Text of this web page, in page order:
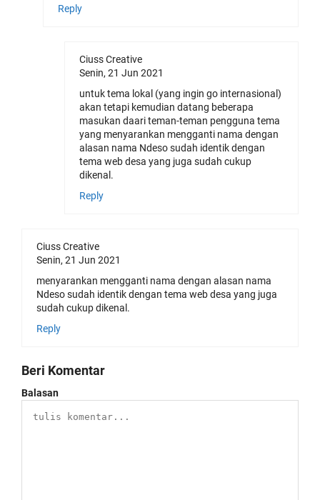
Reply
Ciuss Creative
Senin, 21 Jun 2021
untuk tema lokal (yang ingin go internasional)
akan tetapi kemudian datang beberapa
masukan daari teman-teman pengguna tema
yang menyarankan mengganti nama dengan
alasan nama Ndeso sudah identik dengan
tema web desa yang juga sudah cukup
dikenal.
Reply
Ciuss Creative
Senin, 21 Jun 2021
menyarankan mengganti nama dengan alasan nama
Ndeso sudah identik dengan tema web desa yang juga
sudah cukup dikenal.
Reply
Beri Komentar
Balasan